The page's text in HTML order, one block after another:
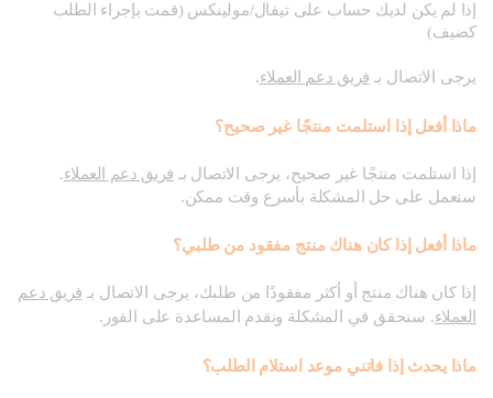
إذا لم يكن لديك حساب على تيفال/مولينكس (قمت بإجراء الطلب
كضيف)
يرجى الاتصال بـ فريق دعم العملاء.
ماذا أفعل إذا استلمت منتجًا غير صحيح؟
إذا استلمت منتجًا غير صحيح، يرجى الاتصال بـ فريق دعم العملاء.
سنعمل على حل المشكلة بأسرع وقت ممكن.
ماذا أفعل إذا كان هناك منتج مفقود من طلبي؟
إذا كان هناك منتج أو أكثر مفقودًا من طلبك، يرجى الاتصال بـ فريق دعم
العملاء. سنحقق في المشكلة ونقدم المساعدة على الفور.
ماذا يحدث إذا فاتني موعد استلام الطلب؟